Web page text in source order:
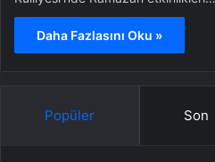
Daha Fazlasını Oku »
Popüler Son